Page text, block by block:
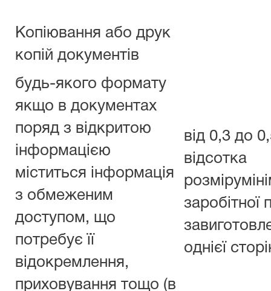
Копіювання або друк
копій документів
будь-якого формату
якщо в документах
поряд з відкритою
інформацією
міститься інформація
з обмеженим
доступом, що
потребує її
відокремлення,
приховування тощо (в
від 0,3 до
відсотка
заробітної
однієї